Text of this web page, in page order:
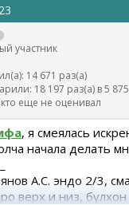
участник
14 671 раз(а)
18 197 раз(а) в 5
еще не оценивал
, я смеялась
начала делать
А.С. эндо 2/3,
верх и низ, булхон